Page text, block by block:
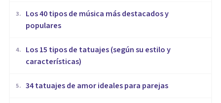
3.
Los 40 tipos de música más destacados y
populares
4.
Los 15 tipos de tatuajes (según su estilo y
características)
5. 34 tatuajes de amor ideales para parejas